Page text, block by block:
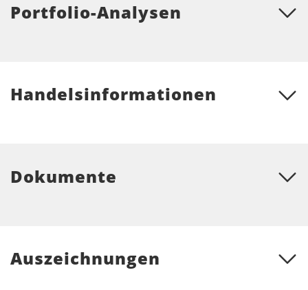
Portfolio-Analysen
Handelsinformationen
Dokumente
Auszeichnungen